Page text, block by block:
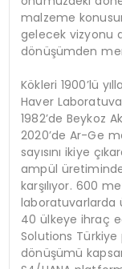
malzeme
gelecek vizyonu
dönüşümden
Kökleri 1900’lü
Haver
1982’de Beykoz
2020’de Ar-Ge
sayısını ikiye
ampül üretiminde
karşılıyor. 600
laboratuvarlarda
40 ülkeye ihraç
Solutions Türkiye
dönüşümü